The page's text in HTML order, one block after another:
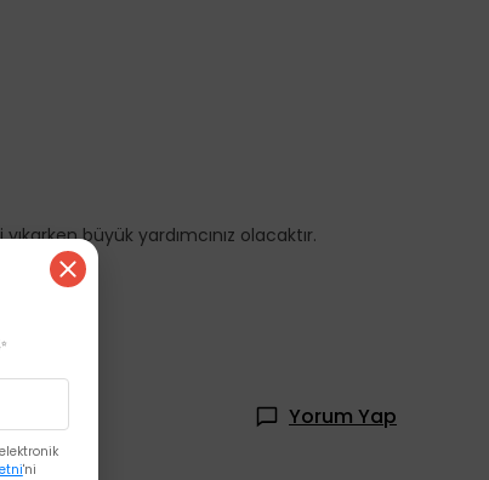
büyük yardımcınız olacaktır.
Yorum Yap
'ni